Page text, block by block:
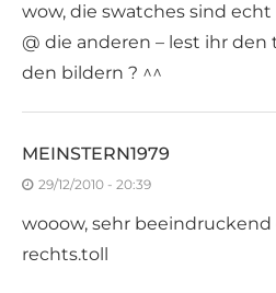
wow, die swatches sind
@ die anderen – lest ihr
den bildern ? ^^
MEINSTERN1979
29/12/2010 - 20:39
wooow, sehr beeindruckend
rechts.toll